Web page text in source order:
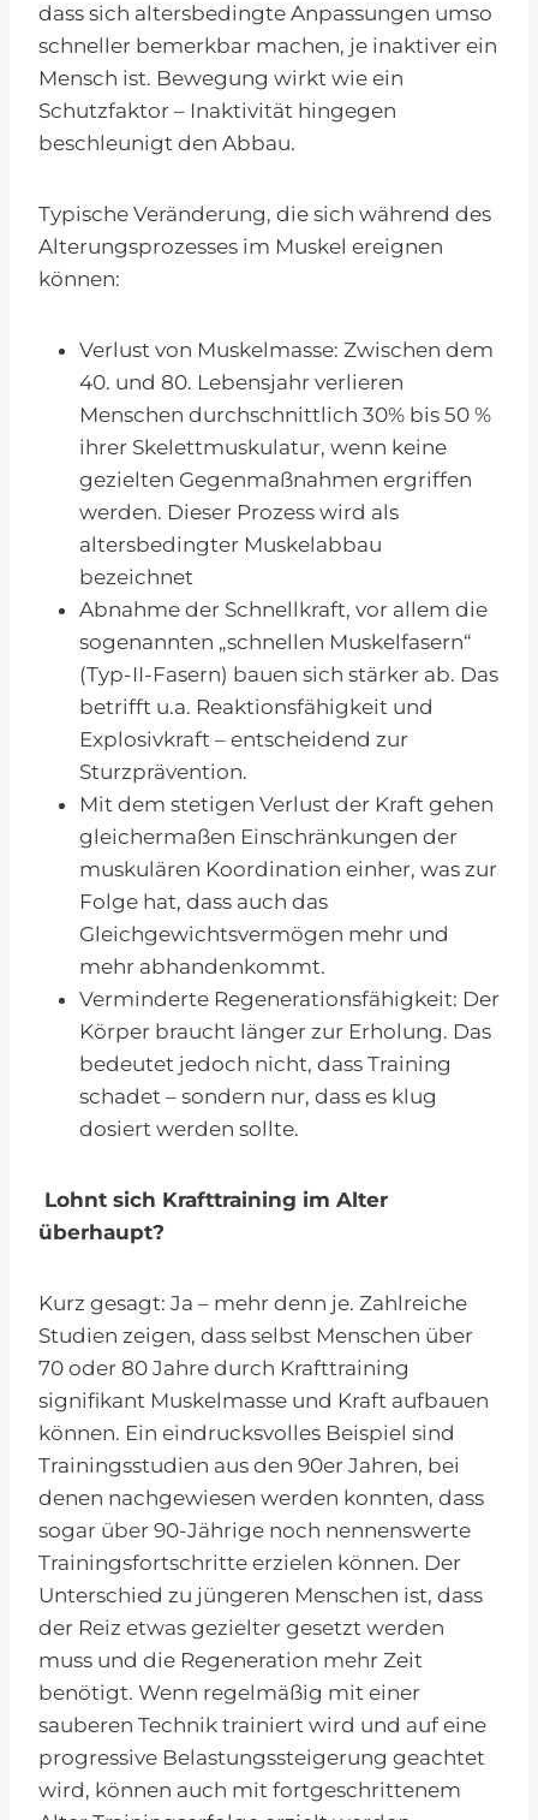
dass sich altersbedingte Anpassungen umso
schneller bemerkbar machen, je inaktiver ein
Mensch ist. Bewegung wirkt wie ein
Schutzfaktor – Inaktivität hingegen
beschleunigt den Abbau.
Typische Veränderung, die sich während des
Alterungsprozesses im Muskel ereignen
können:
Verlust von Muskelmasse: Zwischen dem
40. und 80. Lebensjahr verlieren
Menschen durchschnittlich 30% bis 50 %
ihrer Skelettmuskulatur, wenn keine
gezielten Gegenmaßnahmen ergriffen
werden. Dieser Prozess wird als
altersbedingter Muskelabbau
bezeichnet
Abnahme der Schnellkraft, vor allem die
sogenannten „schnellen Muskelfasern“
(Typ-II-Fasern) bauen sich stärker ab. Das
betrifft u.a. Reaktionsfähigkeit und
Explosivkraft – entscheidend zur
Sturzprävention.
Mit dem stetigen Verlust der Kraft gehen
gleichermaßen Einschränkungen der
muskulären Koordination einher, was zur
Folge hat, dass auch das
Gleichgewichtsvermögen mehr und
mehr abhandenkommt.
Verminderte Regenerationsfähigkeit: Der
Körper braucht länger zur Erholung. Das
bedeutet jedoch nicht, dass Training
schadet – sondern nur, dass es klug
dosiert werden sollte.
Lohnt sich Krafttraining im Alter
überhaupt?
Kurz gesagt: Ja – mehr denn je. Zahlreiche
Studien zeigen, dass selbst Menschen über
70 oder 80 Jahre durch Krafttraining
signifikant Muskelmasse und Kraft aufbauen
können. Ein eindrucksvolles Beispiel sind
Trainingsstudien aus den 90er Jahren, bei
denen nachgewiesen werden konnten, dass
sogar über 90-Jährige noch nennenswerte
Trainingsfortschritte erzielen können. Der
Unterschied zu jüngeren Menschen ist, dass
der Reiz etwas gezielter gesetzt werden
muss und die Regeneration mehr Zeit
benötigt. Wenn regelmäßig mit einer
sauberen Technik trainiert wird und auf eine
progressive Belastungssteigerung geachtet
wird, können auch mit fortgeschrittenem